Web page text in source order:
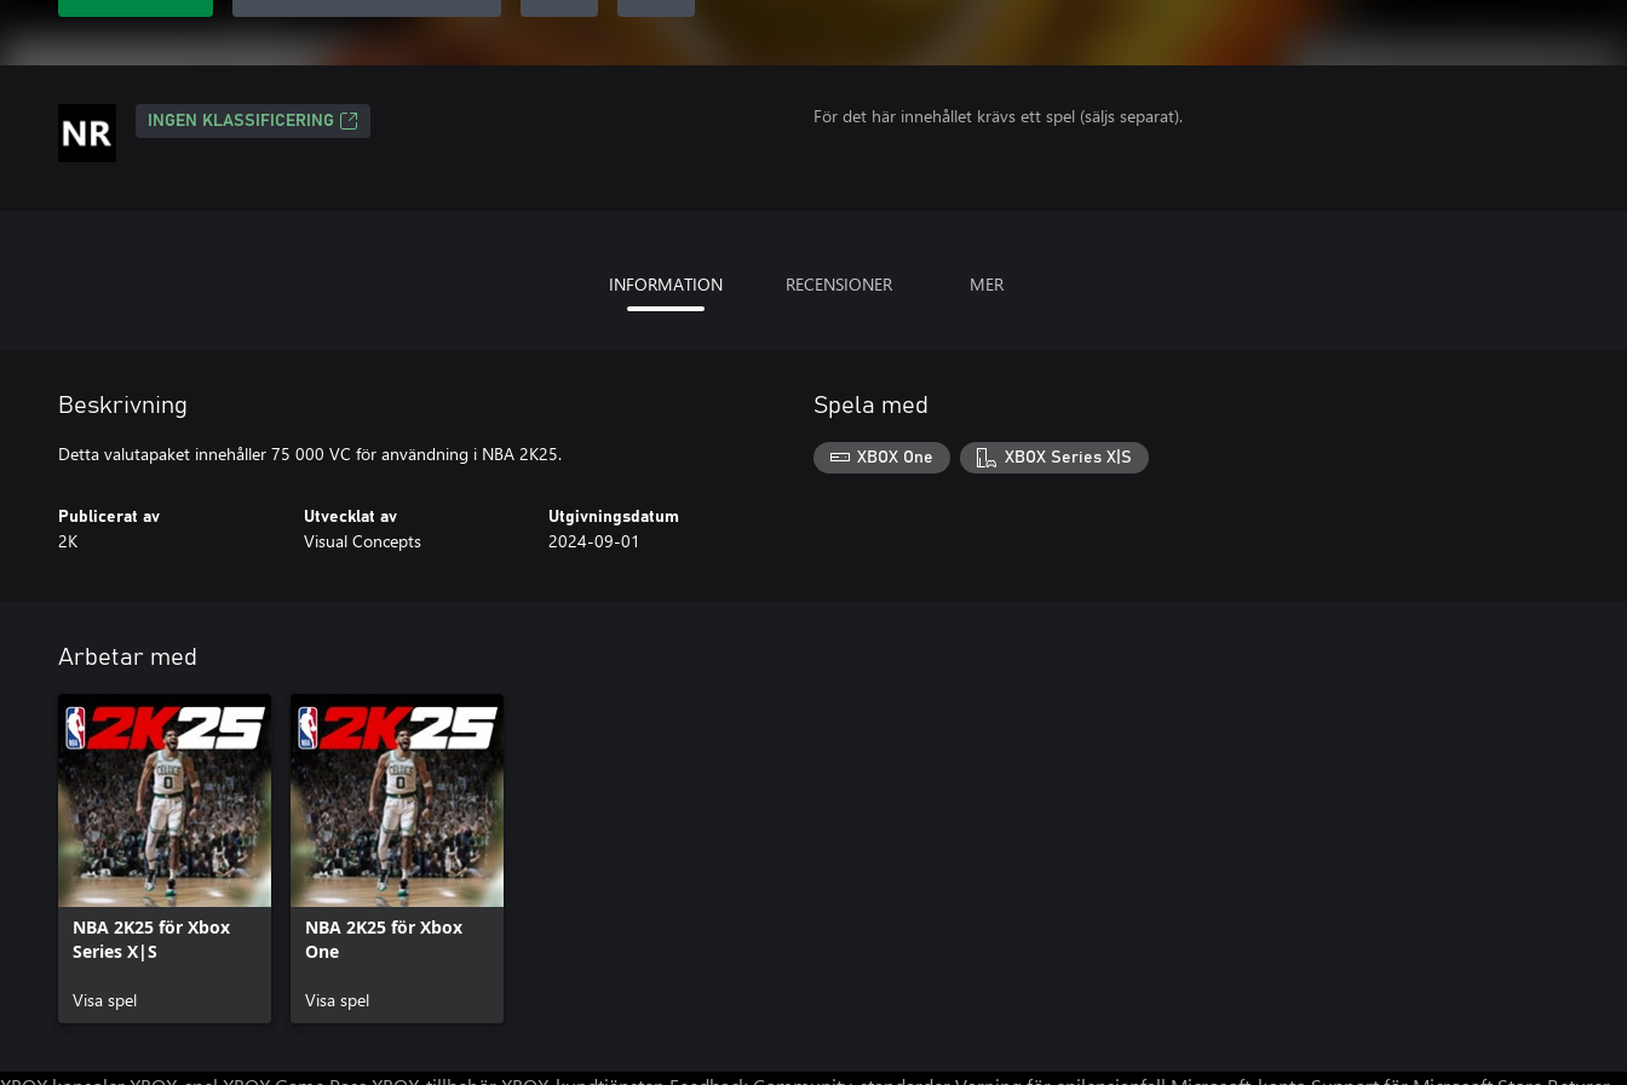
INGEN KLASSIFICERING För det här innehållet krävs ett spel (säljs separat).
INFORMATION RECENSIONER MER
Beskrivning
Detta valutapaket innehåller 75 000 VC för användning i NBA 2K25.
Publicerat av
2K
Utvecklat av
Visual Concepts
Utgivningsdatum
2024-09-01
Spela med
XBOX One XBOX Series X|S
Arbetar med
NBA 2K25 för Xbox
Series X|S
Visa spel
NBA 2K25 för Xbox
One
Visa spel